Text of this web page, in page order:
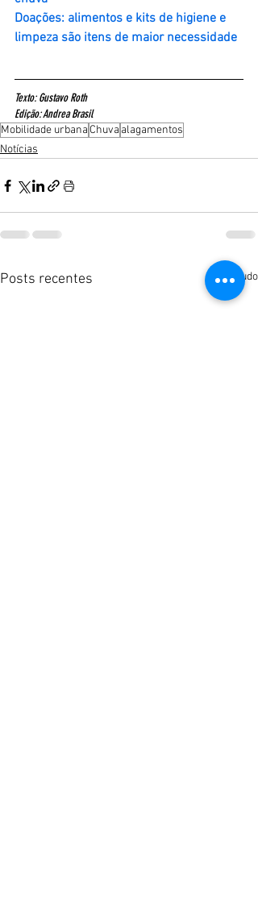
Doações: alimentos e kits de higiene e
limpeza são itens de maior necessidade
Texto: Gustavo Roth
Edição: Andrea Brasil
Mobilidade urbana Chuva alagamentos
Notícias
Posts recentes Ver tudo